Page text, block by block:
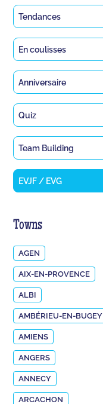
Tendances
En coulisses
Anniversaire
Quiz
Team Building
EVJF / EVG
Towns
AGEN
AIX-EN-PROVENCE
ALBI
AMBÉRIEU-EN-BUGEY
AMIENS
ANGERS
ANNECY
ARCACHON